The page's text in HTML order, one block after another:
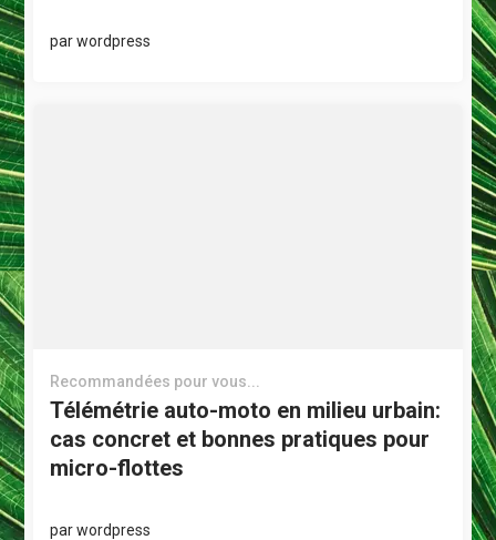
parwordpress
Recommandées pour vous...
Télémétrie auto-moto en milieu urbain:
cas concret et bonnes pratiques pour
micro-flottes
parwordpress